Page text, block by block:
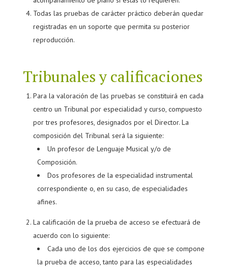
Todas las pruebas de carácter práctico deberán quedar
registradas en un soporte que permita su posterior
reproducción.
Tribunales y calificaciones
Para la valoración de las pruebas se constituirá en cada
centro un Tribunal por especialidad y curso, compuesto
por tres profesores, designados por el Director. La
composición del Tribunal será la siguiente:
Un profesor de Lenguaje Musical y/o de
Composición.
Dos profesores de la especialidad instrumental
correspondiente o, en su caso, de especialidades
afines.
La calificación de la prueba de acceso se efectuará de
acuerdo con lo siguiente:
Cada uno de los dos ejercicios de que se compone
la prueba de acceso, tanto para las especialidades